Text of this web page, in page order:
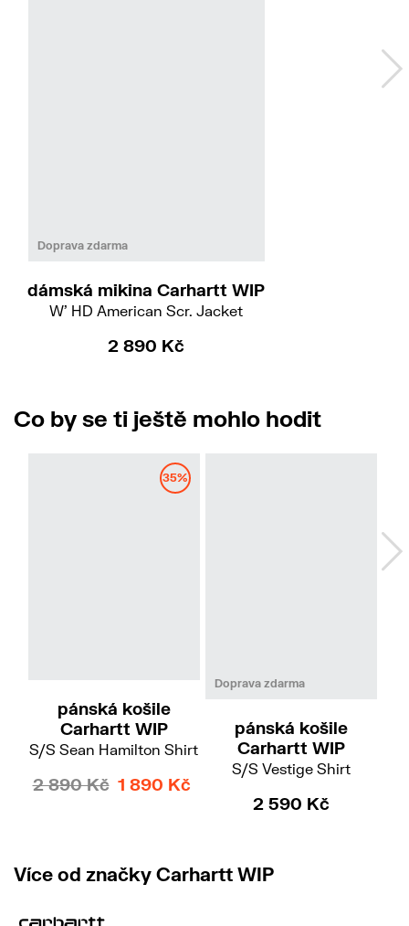
Doprava zdarma
dámská mikina Carhartt WIP
W' HD American Scr. Jacket
2 890 Kč
Co by se ti ještě mohlo hodit
35%
pánská košile
Carhartt WIP
S/S Sean Hamilton Shirt
2 890 Kč 1 890 Kč
Doprava zdarma
L
pánská košile
Carhartt WIP
S/S Vestige Shirt
2 590 Kč
Více od značky Carhartt WIP